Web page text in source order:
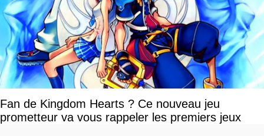
Fan de Kingdom Hearts ? Ce nouveau jeu
prometteur va vous rappeler les premiers jeux